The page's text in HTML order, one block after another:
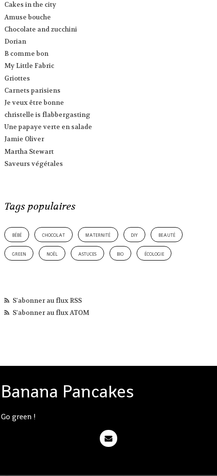
Cakes in the city
Amuse bouche
Chocolate and zucchini
Dorian
B comme bon
My Little Fabric
Griottes
Carnets parisiens
Je veux être bonne
christelle is flabbergasting
Une papaye verte en salade
Jamie Oliver
Martha Stewart
Saveurs végétales
Tags populaires
bébé chocolat maternité diy beauté
green noël astuces bio écologie
S'abonner au flux RSS
S'abonner au flux ATOM
Banana Pancakes
Go green !